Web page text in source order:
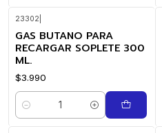
23302
GAS BUTANO PARA
RECARGAR SOPLETE 300
ML.
$3.990
Cantidad